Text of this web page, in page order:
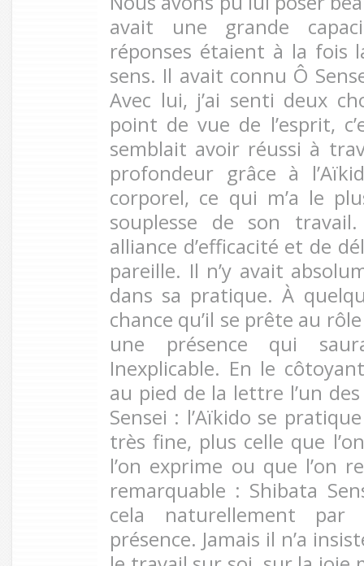
avait une grande
réponses étaient à la fois
sens. Il avait connu Ô
Avec lui, j’ai senti deux
point de vue de l’esprit,
semblait avoir réussi à
profondeur grâce à
corporel, ce qui m’a le
souplesse de son
alliance d’efficacité et de
pareille. Il n’y avait
dans sa pratique. À
chance qu’il se prête au
une présence qui
Inexplicable. En le
au pied de la lettre l’un
Sensei : l’Aïkido se
très fine, plus celle que
l’on exprime ou que l’on
remarquable : Shibata
cela naturellement
présence. Jamais il n’a